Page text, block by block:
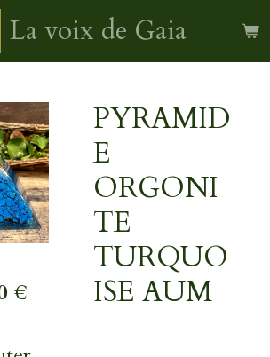
La voix de Gaia
PYRAMID
E
ORGONI
TE
TURQUO
ISE AUM
€